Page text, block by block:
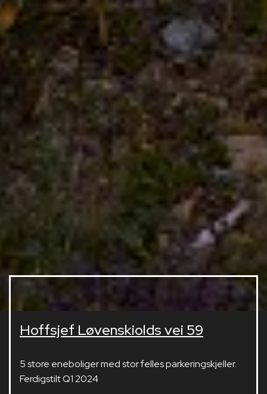
Hoffsjef Løvenskiolds vei 59
5 store eneboliger med stor felles parkeringskjeller.
Ferdigstilt Q1 2024